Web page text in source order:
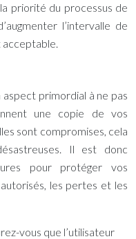
priorité du processus de
l’intervalle de
acceptable.
primordial à ne pas
une copie de vos
sont compromises, cela
Il est donc
pour protéger vos
les pertes et les
vous que l’utilisateur